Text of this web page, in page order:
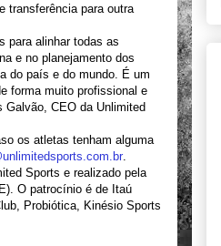
transferência para outra
para alinhar todas as
e no planejamento dos
do país e do mundo. É um
forma muito profissional e
Galvão, CEO da Unlimited
os atletas tenham alguma
Sports e realizado pela
O patrocínio é de Itaú
Probiótica, Kinésio Sports